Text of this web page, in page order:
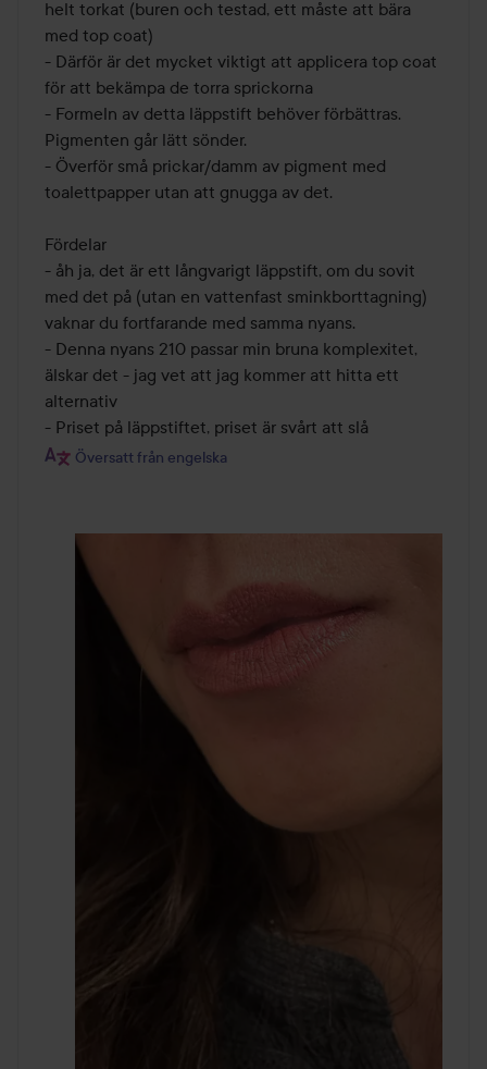
helt torkat (buren och testad, ett måste att bära
med top coat)
- Därför är det mycket viktigt att applicera top coat
för att bekämpa de torra sprickorna
- Formeln av detta läppstift behöver förbättras.
Pigmenten går lätt sönder.
- Överför små prickar/damm av pigment med
toalettpapper utan att gnugga av det.
Fördelar
- åh ja, det är ett långvarigt läppstift, om du sovit
med det på (utan en vattenfast sminkborttagning)
vaknar du fortfarande med samma nyans.
- Denna nyans 210 passar min bruna komplexitet,
älskar det - jag vet att jag kommer att hitta ett
alternativ
Översatt från engelska